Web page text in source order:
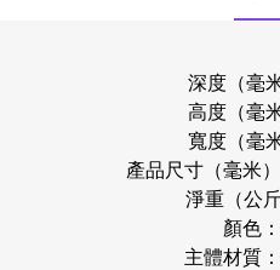
深度（毫
高度（毫
寬度（毫
產品尺寸（毫米
淨重（公
顏色
主體材質